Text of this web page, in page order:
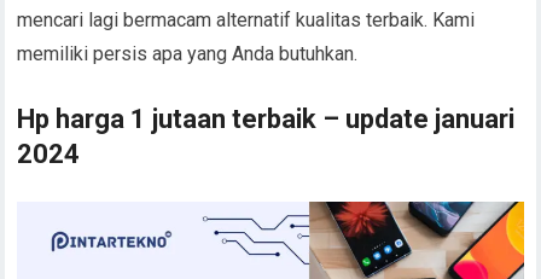
mencari lagi bermacam alternatif kualitas terbaik. Kami
memiliki persis apa yang Anda butuhkan.
Hp harga 1 jutaan terbaik – update januari
2024